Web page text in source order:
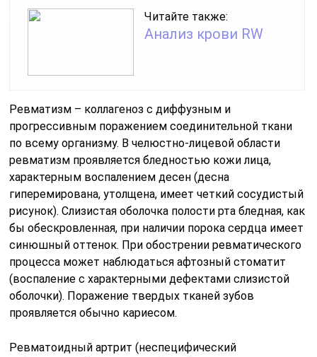
Читайте также:
Анализ крови RW
Ревматизм – коллагеноз с диффузным и
прогрессивным поражением соединительной ткани
по всему организму. В челюстно-лицевой области
ревматизм проявляется бледностью кожи лица,
характерным воспалением десен (десна
гиперемирована, утолщена, имеет четкий сосудистый
рисунок). Слизистая оболочка полости рта бледная, как
бы обескровленная, при наличии порока сердца имеет
синюшный оттенок. При обострении ревматического
процесса может наблюдаться афтозный стоматит
(воспаление с характерными дефектами слизистой
оболочки). Поражение твердых тканей зубов
проявляется обычно кариесом.
Ревматоидный артрит (неспецифический